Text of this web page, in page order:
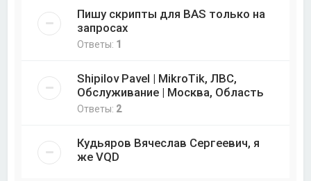
Пишу скрипты для BAS только на
запросах
Ответы: 1
Shipilov Pavel | MikroTik, ЛВС,
Обслуживание | Москва, Область
Ответы: 2
Кудьяров Вячеслав Сергеевич, я
же VQD